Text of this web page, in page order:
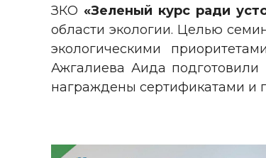
ЗКО «Зеленый курс ради
области экологии. Целью
экологическими
Ажгалиева Аида подготовили
награждены сертификатами и